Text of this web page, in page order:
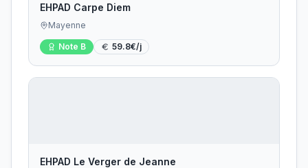
EHPAD Carpe Diem
Mayenne
Note B 59.8€/j
EHPAD Le Verger de Jeanne